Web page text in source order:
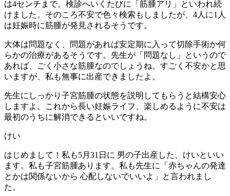
は4センチまで。検診へいくたびに「筋腫アリ」といわれ続
けました。そのころ不安で色々検索もしましたが、4人に1人
は妊娠時に筋腫が発見されるそうです。
大体は問題なく、問題があれば安定期に入って切除手術か何
らかの治療があるそうです。先生が「問題なし」というので
あれば、ごく小さな筋腫なのでしょうね。すごく不安かと思
いますが、私も無事に出産できましたよ。
先生にしっかり子宮筋腫の状態を説明してもらうと結構安心
しますよ。これから長い妊娠ライフ、楽しめるように不安は
最初のうちに解消できるといいですね。
けい
はじめまして！私も5月31日に 男の子出産した、けいといい
ます。私も子宮筋腫あります。私も先生に「赤ちゃんの発達
とかは関係ないから 心配しないでいいよ」と言われまし
た。